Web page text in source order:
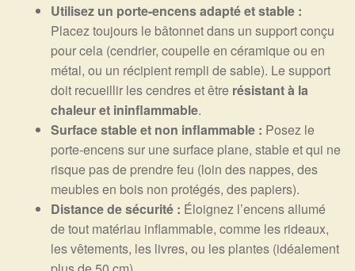
Utilisez un porte-encens adapté et stable :
Placez toujours le bâtonnet dans un support conçu
pour cela (cendrier, coupelle en céramique ou en
métal, ou un récipient rempli de sable). Le support
doit recueillir les cendres et être résistant à la
chaleur et ininflammable.
Surface stable et non inflammable : Posez le
porte-encens sur une surface plane, stable et qui ne
risque pas de prendre feu (loin des nappes, des
meubles en bois non protégés, des papiers).
Distance de sécurité : Éloignez l’encens allumé
de tout matériau inflammable, comme les rideaux,
les vêtements, les livres, ou les plantes (idéalement